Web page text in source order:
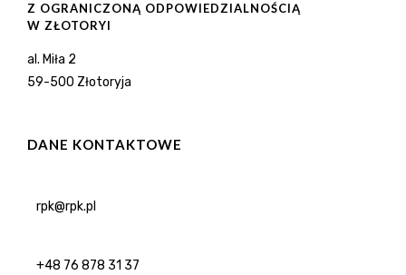
Z OGRANICZONĄ ODPOWIEDZIALNOŚCIĄ
W ZŁOTORYI
al. Miła 2
59-500 Złotoryja
DANE KONTAKTOWE
rpk@rpk.pl
+48 76 878 31 37